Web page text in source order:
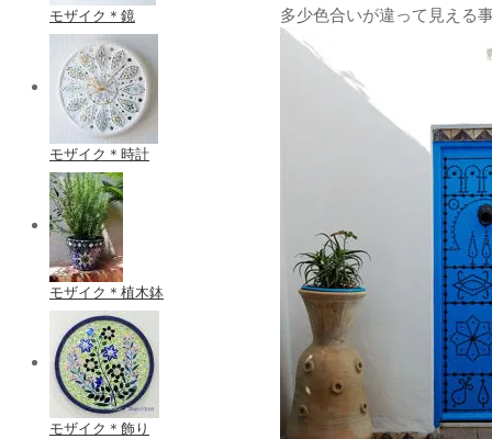
多少色合いが違って見える
モザイク＊鏡
モザイク＊時計
モザイク＊植木鉢
モザイク＊飾り